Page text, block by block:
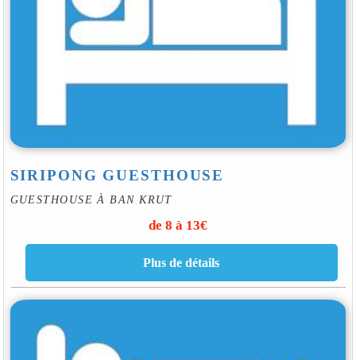
SIRIPONG GUESTHOUSE
GUESTHOUSE À BAN KRUT
de 8 à 13€